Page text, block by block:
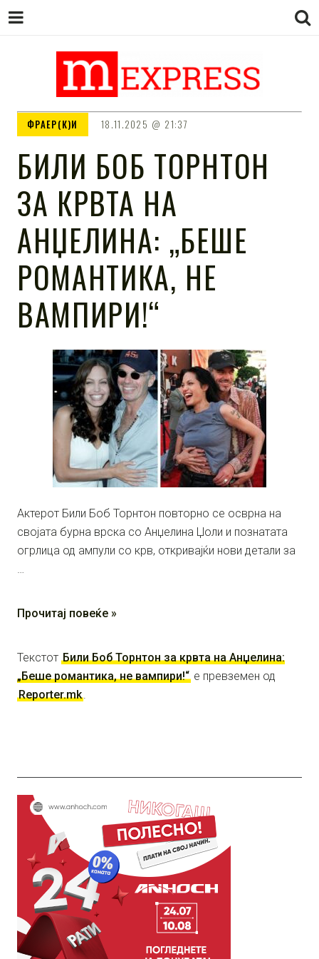
M EXPRESS
ФРАЕР(К)И 18.11.2025 21:37
БИЛИ БОБ ТОРНТОН
ЗА КРВТА НА
АНЏЕЛИНА: „БЕШЕ
РОМАНТИКА, НЕ
ВАМПИРИ!“
Актерот Били Боб Торнтон повторно се осврна на
својата бурна врска со Анџелина Џоли и познатата
огрлица од ампули со крв, откривајќи нови детали за
…
Прочитај повеќе »
Текстот Били Боб Торнтон за крвта на Анџелина:
„Беше романтика, не вампири!“ е превземен од
Reporter.mk.